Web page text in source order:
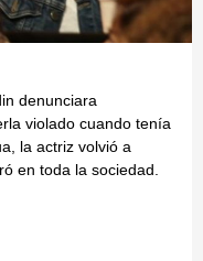
denunciara
violado cuando tenía
la actriz volvió a
en toda la sociedad.